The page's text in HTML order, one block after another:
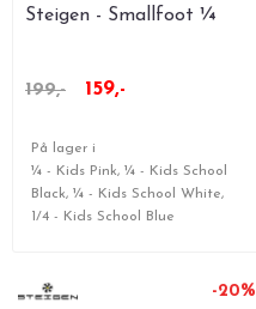
Steigen - Smallfoot ¼
199,- 159,-
På lager i
¼ - Kids Pink, ¼ - Kids School
Black, ¼ - Kids School White,
1/4 - Kids School Blue
-20%